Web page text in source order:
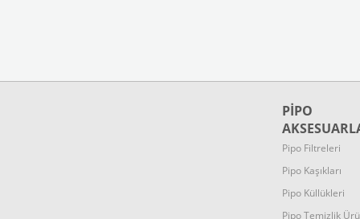
PİPO
Pipo Filtreleri
Pipo Kaşıkları
Pipo Küllükleri
Pipo Temizlik